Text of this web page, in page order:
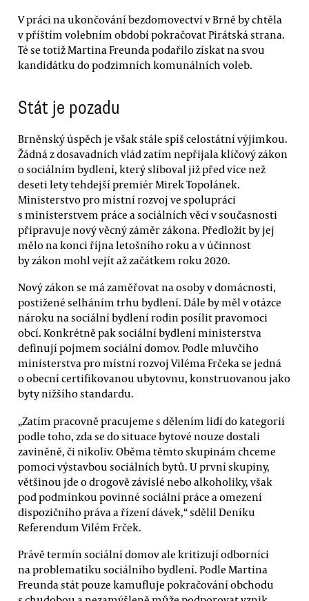
V práci na ukončování bezdomovectví v Brně by chtěla
v příštím volebním období pokračovat Pirátská strana.
Té se totiž Martina Freunda podařilo získat na svou
kandidátku do podzimních komunálních voleb.
Stát je pozadu
Brněnský úspěch je však stále spíš celostátní výjimkou.
Žádná z dosavadních vlád zatím nepřijala klíčový zákon
o sociálním bydlení, který sliboval již před více než
deseti lety tehdejší premiér Mirek Topolánek.
Ministerstvo pro místní rozvoj ve spolupráci
s ministerstvem práce a sociálních věcí v současnosti
připravuje nový věcný záměr zákona. Předložit by jej
mělo na konci října letošního roku a v účinnost
by zákon mohl vejít až začátkem roku 2020.
Nový zákon se má zaměřovat na osoby v domácnosti,
postižené selháním trhu bydlení. Dále by měl v otázce
nároku na sociální bydlení rodin posílit pravomoci
obcí. Konkrétně pak sociální bydlení ministerstva
definují pojmem sociální domov. Podle mluvčího
ministerstva pro místní rozvoj Viléma Frčeka se jedná
o obecní certifikovanou ubytovnu, konstruovanou jako
byty nižšího standardu.
„Zatím pracovně pracujeme s dělením lidí do kategorií
podle toho, zda se do situace bytové nouze dostali
zaviněně, či nikoliv. Oběma těmto skupinám chceme
pomoci výstavbou sociálních bytů. U první skupiny,
většinou jde o drogově závislé nebo alkoholiky, však
pod podmínkou povinné sociální práce a omezení
dispozičního práva a řízení dávek,“ sdělil Deníku
Referendum Vilém Frček.
Právě termín sociální domov ale kritizují odborníci
na problematiku sociálního bydlení. Podle Martina
Freunda stát pouze kamufluje pokračování obchodu